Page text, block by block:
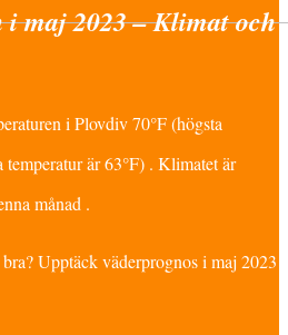
maj 2023 – Klimat och
i Plovdiv 70°F (högsta
temperatur är 63°F) . Klimatet är
månad .
Upptäck väderprognos i maj 2023